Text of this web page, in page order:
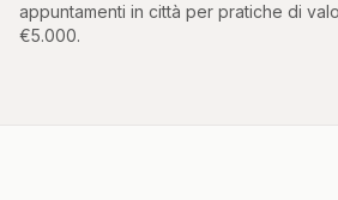
appuntamenti in città per pratiche di
€5.000.